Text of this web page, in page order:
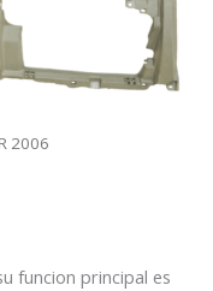
2006
funcion principal es